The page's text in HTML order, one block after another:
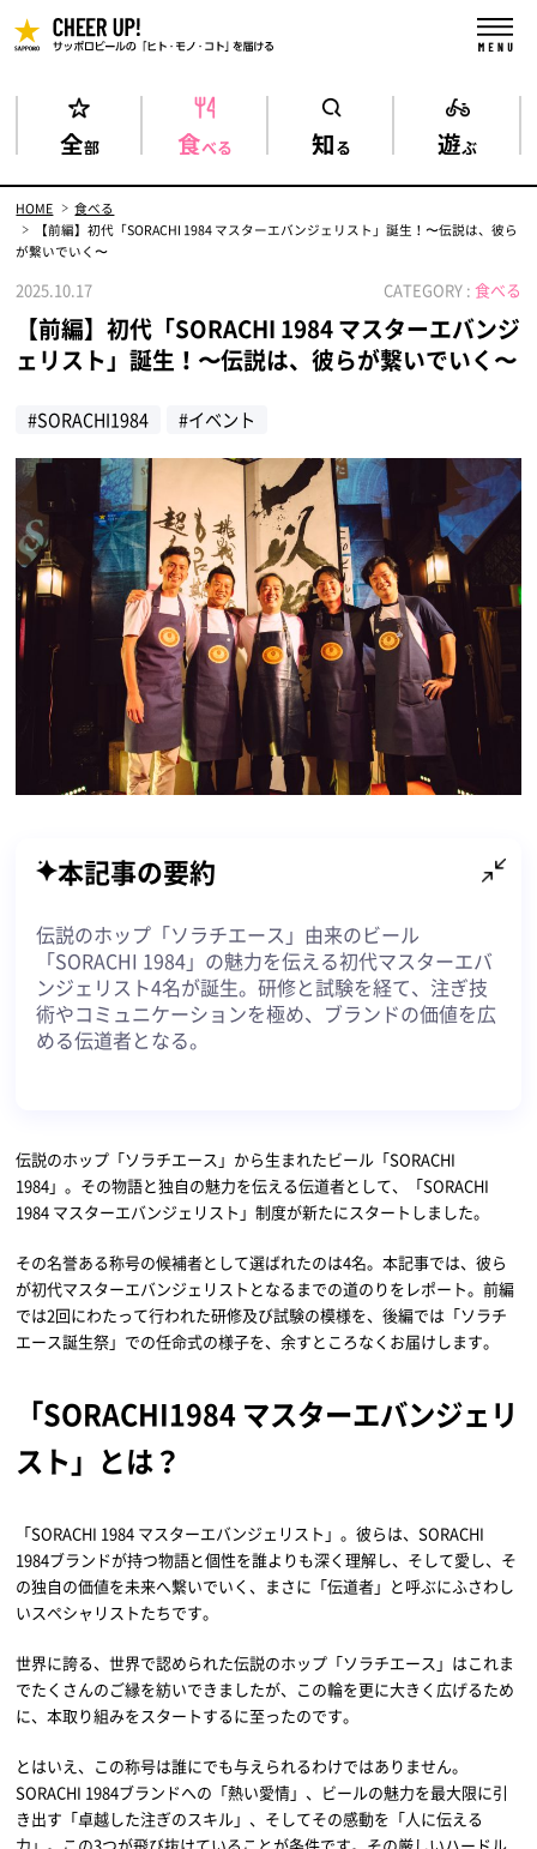
全部 食べる 知る 遊ぶ
HOME
食べる
【前編】初代「SORACHI 1984 マスターエバンジェリスト」誕生！〜伝説は、彼ら
が繋いでいく〜
2025.10.17 CATEGORY : 食べる
【前編】初代「SORACHI 1984 マスターエバンジ
ェリスト」誕生！〜伝説は、彼らが繋いでいく〜
#SORACHI1984 #イベント
本記事の要約
伝説のホップ「ソラチエース」由来のビール
「SORACHI 1984」の魅力を伝える初代マスターエバ
ンジェリスト4名が誕生。研修と試験を経て、注ぎ技
術やコミュニケーションを極め、ブランドの価値を広
める伝道者となる。
伝説のホップ「ソラチエース」から生まれたビール「SORACHI
1984」。その物語と独自の魅力を伝える伝道者として、「SORACHI
1984 マスターエバンジェリスト」制度が新たにスタートしました。
その名誉ある称号の候補者として選ばれたのは4名。本記事では、彼ら
が初代マスターエバンジェリストとなるまでの道のりをレポート。前編
では2回にわたって行われた研修及び試験の模様を、後編では「ソラチ
エース誕生祭」での任命式の様子を、余すところなくお届けします。
「SORACHI1984 マスターエバンジェリ
スト」とは？
「SORACHI 1984 マスターエバンジェリスト」。彼らは、SORACHI
1984ブランドが持つ物語と個性を誰よりも深く理解し、そして愛し、そ
の独自の価値を未来へ繋いでいく、まさに「伝道者」と呼ぶにふさわし
いスペシャリストたちです。
世界に誇る、世界で認められた伝説のホップ「ソラチエース」はこれま
でたくさんのご縁を紡いできましたが、この輪を更に大きく広げるため
に、本取り組みをスタートするに至ったのです。
とはいえ、この称号は誰にでも与えられるわけではありません。
SORACHI 1984ブランドへの「熱い愛情」、ビールの魅力を最大限に引
き出す「卓越した注ぎのスキル」、そしてその感動を「人に伝える